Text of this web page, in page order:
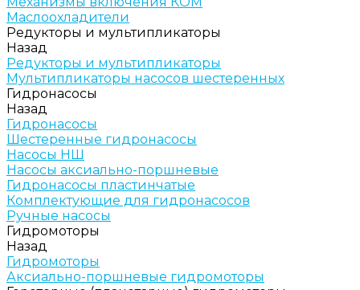
Маслоохладители
Редукторы и мультипликаторы
Назад
Редукторы и мультипликаторы
Мультипликаторы насосов шестеренных
Гидронасосы
Назад
Гидронасосы
Шестеренные гидронасосы
Насосы НШ
Насосы аксиально-поршневые
Гидронасосы пластинчатые
Комплектующие для гидронасосов
Ручные насосы
Гидромоторы
Назад
Гидромоторы
Аксиально-поршневые гидромоторы